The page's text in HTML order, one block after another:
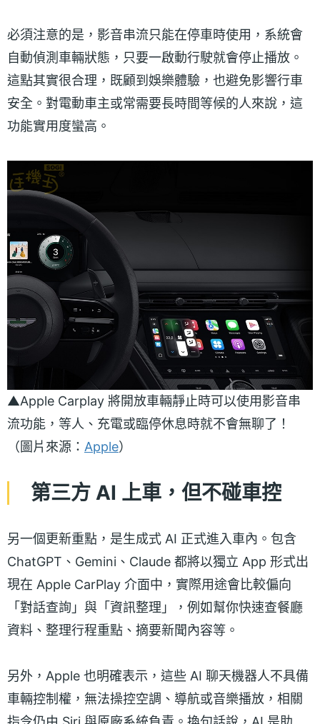
必須注意的是，影音串流只能在停車時使用，系統會
自動偵測車輛狀態，只要一啟動行駛就會停止播放。
這點其實很合理，既顧到娛樂體驗，也避免影響行車
安全。對電動車主或常需要長時間等候的人來說，這
功能實用度蠻高。
▲Apple Carplay 將開放車輛靜止時可以使用影音串
流功能，等人、充電或臨停休息時就不會無聊了！
（圖片來源： Apple）
第三方 AI 上車，但不碰車控
另一個更新重點，是生成式 AI 正式進入車內。包含
ChatGPT、Gemini、Claude 都將以獨立 App 形式出
現在 Apple CarPlay 介面中，實際用途會比較偏向
「對話查詢」與「資訊整理」，例如幫你快速查餐廳
資料、整理行程重點、摘要新聞內容等。
另外，Apple 也明確表示，這些 AI 聊天機器人不具備
車輛控制權，無法操控空調、導航或音樂播放，相關